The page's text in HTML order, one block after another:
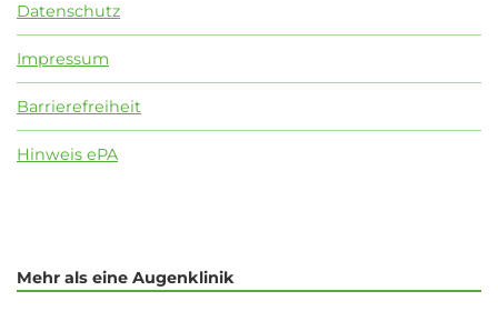
Datenschutz
Impressum
Barrierefreiheit
Hinweis ePA
Mehr als eine Augenklinik